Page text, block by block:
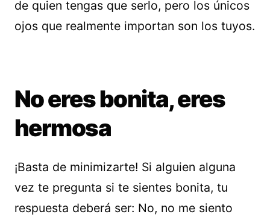
de quien tengas que serlo, pero los únicos
ojos que realmente importan son los tuyos.
No eres bonita, eres
hermosa
¡Basta de minimizarte! Si alguien alguna
vez te pregunta si te sientes bonita, tu
respuesta deberá ser: No, no me siento